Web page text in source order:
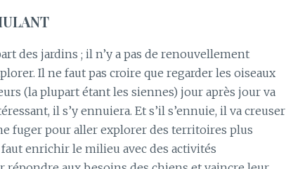
des jardins ; il n’y a pas de renouvellement
Il ne faut pas croire que regarder les oiseaux
(la plupart étant les siennes) jour après jour va
il s’y ennuiera. Et s’il s’ennuie, il va creuser
fuger pour aller explorer des territoires plus
enrichir le milieu avec des activités